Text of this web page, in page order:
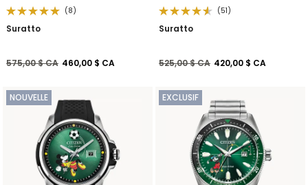
(8)
Suratto
Prix réduit de
575,00 $ CAà460,00 $ CA
(51)
Suratto
Prix réduit de
525,00 $ CAà420,00 $ CA
NOUVELLE EXCLUSIF